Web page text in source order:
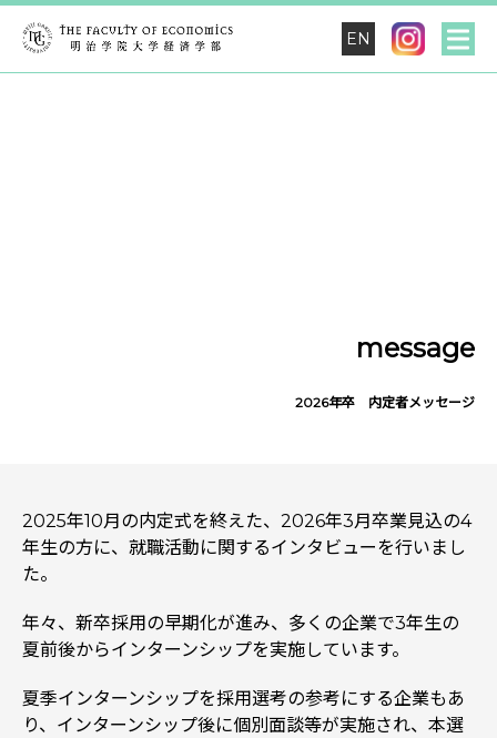
EN
message
2026年卒 内定者メッセージ
2025年10月の内定式を終えた、2026年3月卒業見込の4
年生の方に、就職活動に関するインタビューを行いまし
た。
年々、新卒採用の早期化が進み、多くの企業で3年生の
夏前後からインターンシップを実施しています。
夏季インターンシップを採用選考の参考にする企業もあ
り、インターンシップ後に個別面談等が実施され、本選